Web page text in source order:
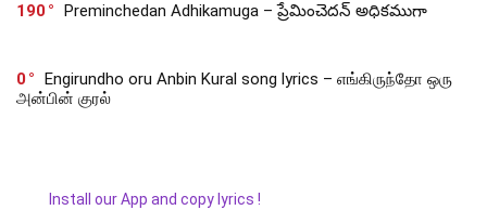
190 Preminchedan Adhikamuga – ప్రేమించెదన్ అధికముగా
0
Engirundho oru Anbin Kural song lyrics – எங்கிருந்தோ ஒரு
அன்பின் குரல்
Install our App and copy lyrics !